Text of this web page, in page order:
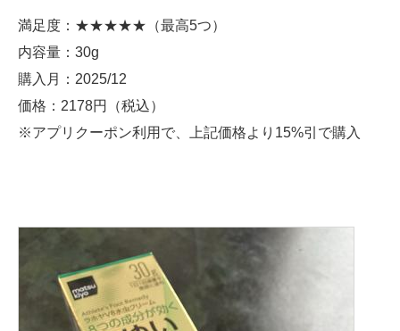
満足度：★★★★★（最高5つ）
内容量：30g
購入月：2025/12
価格：2178円（税込）
※アプリクーポン利用で、上記価格より15%引で購入